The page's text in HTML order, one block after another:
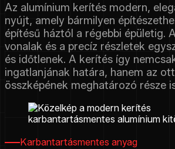
Az alumínium kerítés modern,
nyújt, amely bármilyen
építésű háztól a régebbi épületig.
vonalak és a precíz részletek
és időtlenek. A kerítés így
ingatlanjának határa, hanem az
összképének meghatározó része
Karbantartásmentes anyag